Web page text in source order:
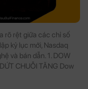
rõ rệt giữa các chỉ số
kỷ lục mới, Nasdaq
và bán dẫn. 1. DOW
CHUỖI TĂNG Dow